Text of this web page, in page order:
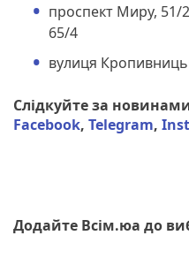
проспект Миру, 51/
65/4
вулиця
Слідкуйте за
Facebook, Telegram,
Додайте Всім.юа до